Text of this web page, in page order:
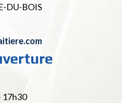
DU-BOIS
17h30